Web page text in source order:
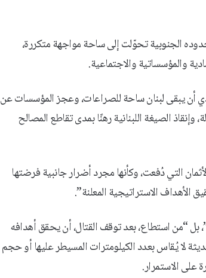
الجنوبية تحوّلت إلى ساحة مواجهة متكررة،
والمؤسساتية والاجتماعية.
أن يبقى لبنان ساحة للصراعات، وعجز المؤسسات عن
الصيغة اللبنانية رهنًا بمدى تقاطع المصالح
التي دُفعت، وكأنها مجرد أضرار جانبية فرضتها
الأهداف الاستراتيجية المعلنة”.
بل “من استطاع، بعد توقف القتال، أن يحقق أهدافه
لا يُقاس بعدد الكيلومترات المسيطر عليها أو حجم
على الاستمرار.